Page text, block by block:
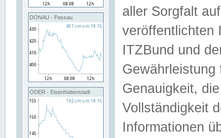
DONAU - Passau
ODER - Eisenhüttenstadt
aller Sorgfalt
veröffentlichten
ITZBund und
Genauigkeit,
Vollständigkeit
Informationen